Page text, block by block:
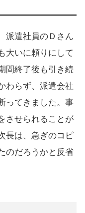
派遣社員のＤさん
大いに頼りにして
間終了後も引き続
わらず、派遣会社
ってきました。事
させられることが
長は、急ぎのコピ
のだろうかと反省